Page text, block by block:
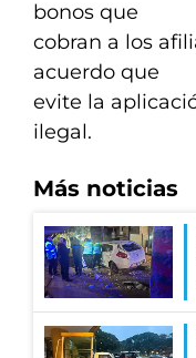
bonos que
cobran a los
acuerdo que
evite la
ilegal.
Más noticias